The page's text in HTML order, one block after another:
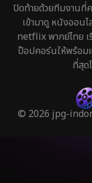
ปิดท้ายด้วยทีมงานที่
เข้ามาดู หนังออน
netflix พากย์ไทย
ป๊อปคอร์นให้พร้อม
ที่สุด
© 2026 jpg-